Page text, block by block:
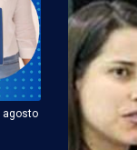
agosto